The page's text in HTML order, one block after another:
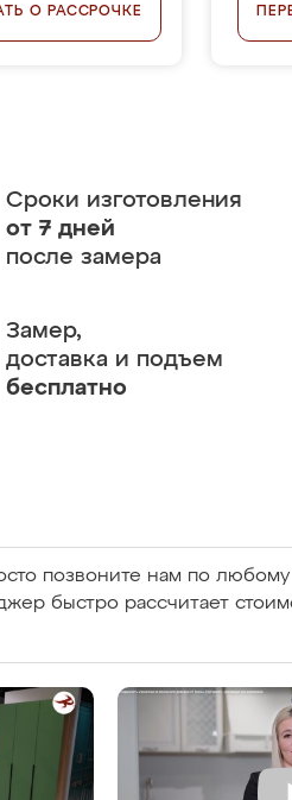
О РАССРОЧКЕ
Сроки изготовления
от 7 дней
после замера
Замер,
доставка и подъем
бесплатно
позвоните нам по
быстро рассчитает